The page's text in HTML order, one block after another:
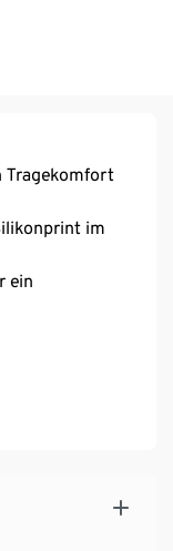
Tragekomfort
im
ein
und
Ausrüstung
zu vielen